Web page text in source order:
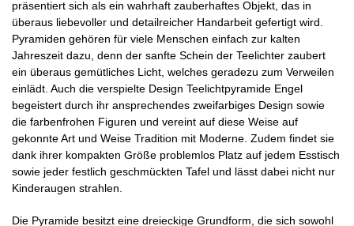
präsentiert sich als ein wahrhaft zauberhaftes Objekt, das in
überaus liebevoller und detailreicher Handarbeit gefertigt wird.
Pyramiden gehören für viele Menschen einfach zur kalten
Jahreszeit dazu, denn der sanfte Schein der Teelichter zaubert
ein überaus gemütliches Licht, welches geradezu zum Verweilen
einlädt. Auch die verspielte Design Teelichtpyramide Engel
begeistert durch ihr ansprechendes zweifarbiges Design sowie
die farbenfrohen Figuren und vereint auf diese Weise auf
gekonnte Art und Weise Tradition mit Moderne. Zudem findet sie
dank ihrer kompakten Größe problemlos Platz auf jedem Esstisch
sowie jeder festlich geschmückten Tafel und lässt dabei nicht nur
Kinderaugen strahlen.
Die Pyramide besitzt eine dreieckige Grundform, die sich sowohl